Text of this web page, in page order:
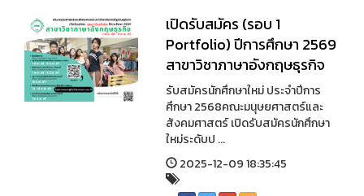
เปิดรับสมัคร (รอบ 1
Portfolio) ปีการศึกษา 2569
สาขาวิชาภาษาอังกฤษธุรกิจ
รับสมัครนักศึกษาใหม่ ประจำปีการ
ศึกษา 2568คณะมนุษยศาสตร์และ
สังคมศาสตร์ เปิดรับสมัครนักศึกษา
ใหม่ระดับป ...
2025-12-09 18:35:45